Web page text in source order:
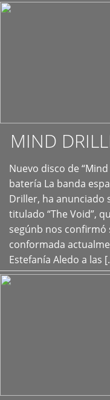
MIND
Nuevo disco de
batería La banda
Driller, ha anunciado
titulado “The Void”,
segúnb nos confirmó
conformada
Estefanía Aledo a las